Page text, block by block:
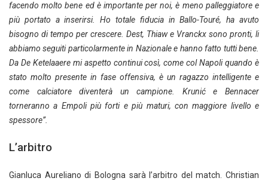
facendo molto bene ed è importante per noi, è meno palleggiatore e
più portato a inserirsi. Ho totale fiducia in Ballo-Touré, ha avuto
bisogno di tempo per crescere. Dest, Thiaw e Vranckx sono pronti, li
abbiamo seguiti particolarmente in Nazionale e hanno fatto tutti bene.
Da De Ketelaaere mi aspetto continui così, come col Napoli quando è
stato molto presente in fase offensiva, è un ragazzo intelligente e
come calciatore diventerà un campione. Krunić e Bennacer
torneranno a Empoli più forti e più maturi, con maggiore livello e
spessore”.
L’arbitro
Gianluca Aureliano di Bologna sarà l’arbitro del match. Christian